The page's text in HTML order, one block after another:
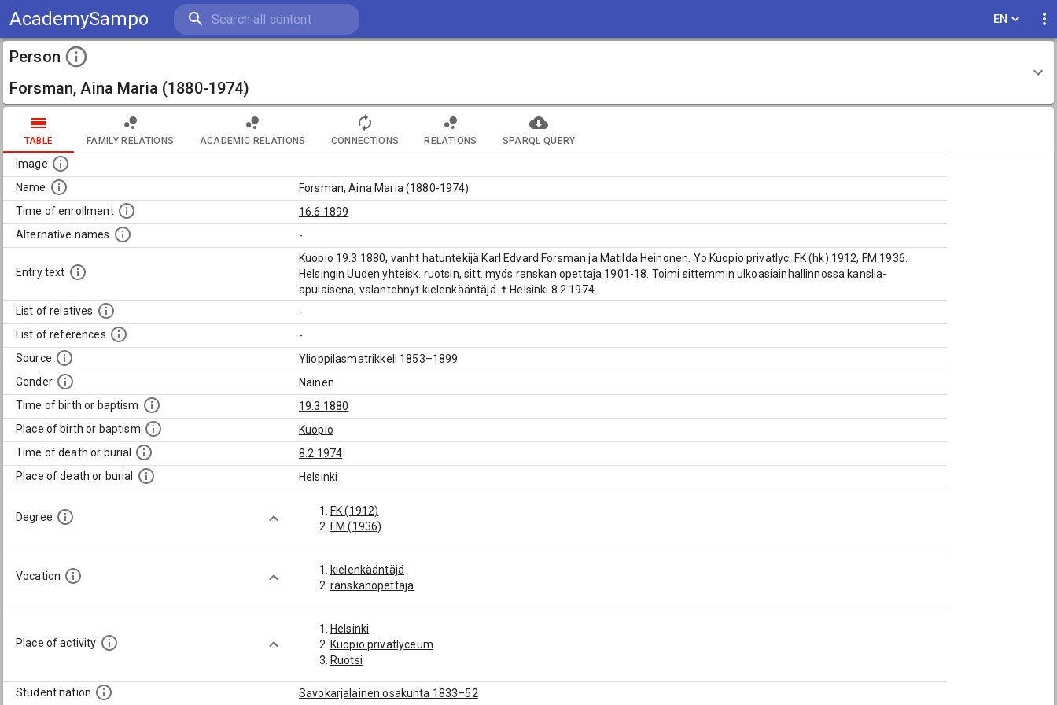
AcademySampo EN
Person
Forsman, Aina Maria (1880-1974)
TABLE FAMILY RELATIONS ACADEMIC RELATIONS CONNECTIONS RELATIONS SPARQL QUERY
Image
Name
Forsman, Aina Maria (1880-1974)
Time of enrollment
16.6.1899
Alternative names
-
Entry text
Kuopio 19.3.1880, vanht hatuntekijä Karl Edvard Forsman ja Matilda Heinonen. Yo Kuopio privatlyc. FK (hk) 1912, FM 1936.
Helsingin Uuden yhteisk. ruotsin, sitt. myös ranskan opettaja 1901-18. Toimi sittemmin ulkoasiainhallinnossa kanslia-
apulaisena, valantehnyt kielenkääntäjä. † Helsinki 8.2.1974.
List of relatives
-
List of references
-
Source
Ylioppilasmatrikkeli 1853–1899
Gender
Nainen
Time of birth or baptism
19.3.1880
Place of birth or baptism
Kuopio
Time of death or burial
8.2.1974
Place of death or burial
Helsinki
Degree
FK (1912)
FM (1936)
Vocation
kielenkääntäjä
ranskanopettaja
Place of activity
Helsinki
Kuopio privatlyceum
Ruotsi
Student nation Savokarjalainen osakunta 1833–52